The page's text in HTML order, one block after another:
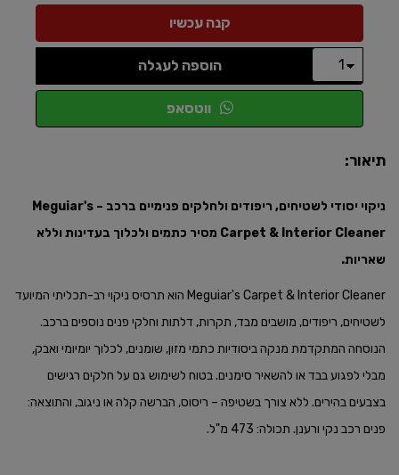
הוספה לעגלה
ווטסאפ
תיאור:
ניקוי יסודי לשטיחים, ריפודים ולחלקים פנימיים ברכב – Meguiar's
Carpet & Interior Cleaner מסיר כתמים ולכלוך בעדינות וללא
שאריות.​
Meguiar's Carpet & Interior Cleaner הוא תרסיס ניקוי רב-תכליתי המיועד
לשטיחים, ריפודים, מושבים מבד, תקרות, דלתות וחלקי פנים נוספים ברכב.
הנוסחה המתקדמת מנקה ביסודיות כתמי מזון, שומנים, לכלוך יומיומי ואבק,
מבלי לפגוע בבד או להשאיר סימנים. בטוח לשימוש גם על חלקים רגישים
בצבעים בהירים. ללא צורך בשטיפה – ריסוס, הברשה קלה או ניגוב, והתוצאה:
פנים רכב נקי ורענן. תכולה: 473 מ"ל.